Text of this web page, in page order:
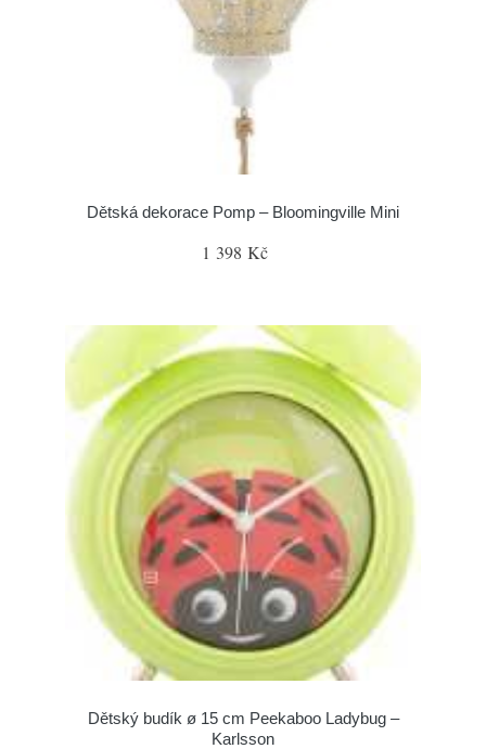
Dětská dekorace Pomp – Bloomingville Mini
1 398 Kč
Dětský budík ø 15 cm Peekaboo Ladybug –
Karlsson